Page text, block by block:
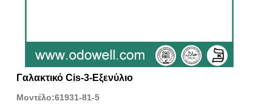
Γαλακτικό Cis-3-Εξενύλιο
Μοντέλο:61931-81-5